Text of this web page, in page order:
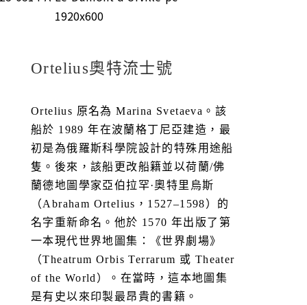
Ortelius奧特流士號
Ortelius 原名為 Marina Svetaeva。該
船於 1989 年在波蘭格丁尼亞建造，最
初是為俄羅斯科學院設計的特殊用途船
隻。後來，該船更改船籍並以荷蘭/佛
蘭德地圖學家亞伯拉罕·奧特里烏斯
（Abraham Ortelius，1527–1598）的
名字重新命名。他於 1570 年出版了第
一本現代世界地圖集：《世界劇場》
（Theatrum Orbis Terrarum 或 Theater
of the World）。在當時，這本地圖集
是有史以來印製最昂貴的書籍。